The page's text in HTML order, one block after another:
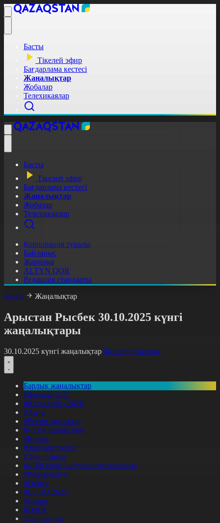
Басты
Тікелей эфир
Бағдарлама кестесі
Жаңалықтар
Жобалар
Телехикаялар
Басты
Тікелей эфир
Бағдарлама кестесі
Жаңалықтар
Жобалар
Телехикаялар
Корпорация туралы
Байланыс
Жарнама
ALTYN QOR
Редакция стандарты
Басты
Жаңалықтар
Арыстан Рысбек 30.10.2025 күнгі
жаңалықтары
30.10.2025 күнгі жаңалықтар Фильтрді тазалау
Барлық жаңалықтар
#Жолдау 2025
#Құрылтай - 2026
#Апта
#Ресми оқиғалар
#«Таза Қазақстан»
#Қоғам
#Заң мен тәртіп
#Экономика
#«100 кітап» ұлттық сауалнамасы
#Референдум
#Оқиға
#EURO 2024
#Спорт
#Әлем
#Денсаулық